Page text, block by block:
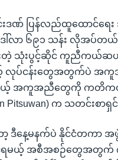
တိုင်းဒဏ် ပြန်လည်ထူထောင်
ာ ၆၉၁ သန်း လိုအပ်တယ်ဆို
းတဲ့ သုံးပွင့်ဆိုင် ကူညီကယ်ဆ
ရမယ့် လုပ်ငန်းတွေအတွက်ပဲ
အကူအညီတွေကို ကတိကဝတ်
Pitsuwan) က သတင်းစာရှင်
ဒီနေ့မနက်ပဲ နိုင်ငံတကာ
င်ရမယ့် အစီအစဉ်တွေအတွက်